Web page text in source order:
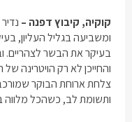
קוקיה, קיבוץ דפנה –
ומשביעה בגליל העליון,
בעיקר את הבשר לצהריים.
והחייכן לא רק הויטרינה
צלחת ארוחת הבוקר
ותשומת לב, כשהכל מלווה